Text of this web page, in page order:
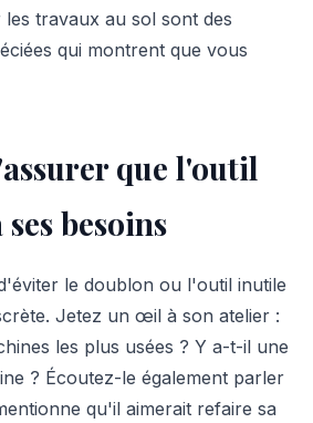
travaux au sol sont des
qui montrent que vous
que l'outil
besoins
le doublon ou l'outil inutile
Jetez un œil à son atelier :
les plus usées ? Y a-t-il une
? Écoutez-le également parler
qu'il aimerait refaire sa